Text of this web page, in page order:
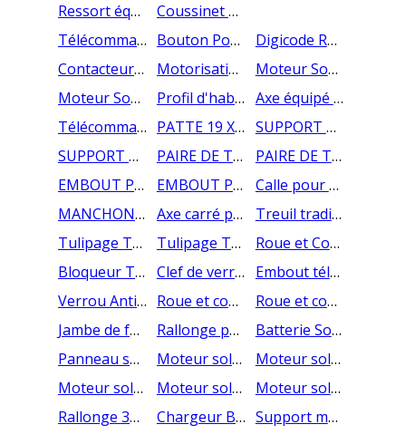
Ressort équipé ZF54 - Tirage Direct
Coussinet a broche B104 ZF
Télécommande RSC2 pour moteur LIMUS 437681
Bouton Poussoir Mural PB3 pour moteur Limus
Digicode Radio LIMUS 237707
Contacteur à Clef Limus
Motorisation de porte de garage sectionnelle - LimusOne - Qualité Allemande
Moteur Somfy DEXXO COMPACT 600 pour porte de garage sectionnelle
Moteur Somfy DEXXO Smart 800 pour porte de garage sectionnelle
Profil d'habillage pour faux linteau / faux ecoiçon
Axe équipé pour tirage direct - Commandez en ligne
Télécommande AMY Sun protect io
PATTE 19 X 3 TRADI OPTIMO BY ZF
SUPPORT T150-T165-T180 TRADI OPTIMO BY ZF
SUPPORT T220 TRADI OPTIMO BY ZF
PAIRE DE TULIPE L8 COULISSE T TRADI OPTIMO BY ZF
PAIRE DE TULIPE L14 COULISSE RENOVATION OPTIMO BY ZF
EMBOUT PALIER ZF54 TRADI OPTIMO BY ZF
EMBOUT PALIER ZF64 TRADI OPTIMO BY ZF
Calle pour mettre le système ZF OPTIMO avec la coulisse Tradi
MANCHON MOT SOMFY MECA + VERROU TRADI OPTIMO BY ZF
Axe carré pour fixer la Sangle et le treuil manivelle en Tradi ZF Optimo
Treuil tradi en Tradi ZF Optimo à utiliser avec axe carré
Tulipage Tablier Seul - Lame de 39
Tulipage Tablier Seul - Lame de 55
Roue et Couronne AOK pour ZF54 - Moteur Radio/Filaire
Bloqueur Tulipe - Pièce orange
Clef de verrouillage du manchon pour Tradi ZF Optimo
Embout téléscopique ZF64 pour PARE CHUTE en carré de 13
Verrou Anti-Soulévement ZF64 pour lames Al77
Roue et couronne ZF54 pour moteur AMC
Roue et couronne SOMFY LT50 pour ZF64
Jambe de force pour système ZF Optimo
Rallonge pour panneau SOLAIRE AOK de 2,5 mètres
Batterie Somfy pour volets roulants solaires RS100 "nouvelle génération"
Panneau solaire SOMFY pour volets roulants solaires RS100
Moteur solaire Somfy RS100 3/15
Moteur solaire Somfy RS100 6/15
Moteur solaire Somfy RS100 10/12
Moteur solaire Somfy RS100 15/12
Moteur solaire Somfy RS100 20/12
Rallonge 3M Solaire AMC
Chargeur Batterie Solaire SOMFY NimH 9028028
Support moteur CSI 100X100